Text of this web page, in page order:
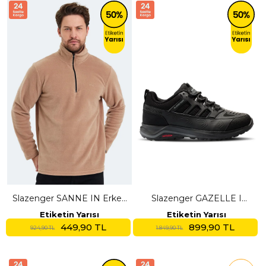
Slazenger SANNE IN Erkek
Dik Yaka Fermuarlı Toprak
Polar
Etiketin Yarısı
924,90 TL 449,90 TL
Slazenger GAZELLE I
Erkek Siyah Outdoor
Etiketin Yarısı
1.849,90 TL 899,90 TL